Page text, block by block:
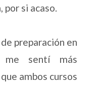
si acaso.
preparación en
sentí más
ambos cursos